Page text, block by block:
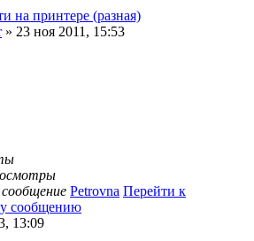
на принтере (разная)
» 23 ноя 2011, 15:53
Petrovna Перейти к
сообщению
13:09